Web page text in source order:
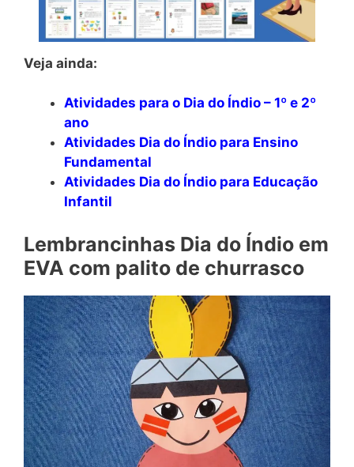
Veja ainda:
Atividades para o Dia do Índio – 1º e 2º
ano
Atividades Dia do Índio para Ensino
Fundamental
Atividades Dia do Índio para Educação
Infantil
Lembrancinhas Dia do Índio em
EVA com palito de churrasco